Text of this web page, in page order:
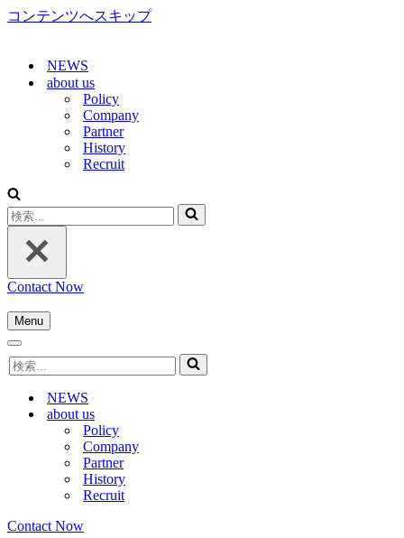
コンテンツへスキップ
NEWS
about us
Policy
Company
Partner
History
Recruit
検
索...
Contact Now
Menu
ナ
ゲ
シ
ョ
ナ
ビ
検
索...
NEWS
about us
Policy
Company
Partner
History
Recruit
Contact Now